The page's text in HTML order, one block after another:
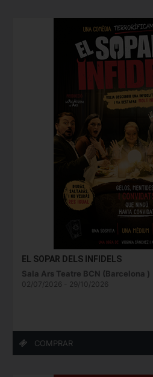
EL SOPAR DELS INFIDELS
Sala Ars Teatre BCN (Barcelona )
02/07/2026 - 29/10/2026